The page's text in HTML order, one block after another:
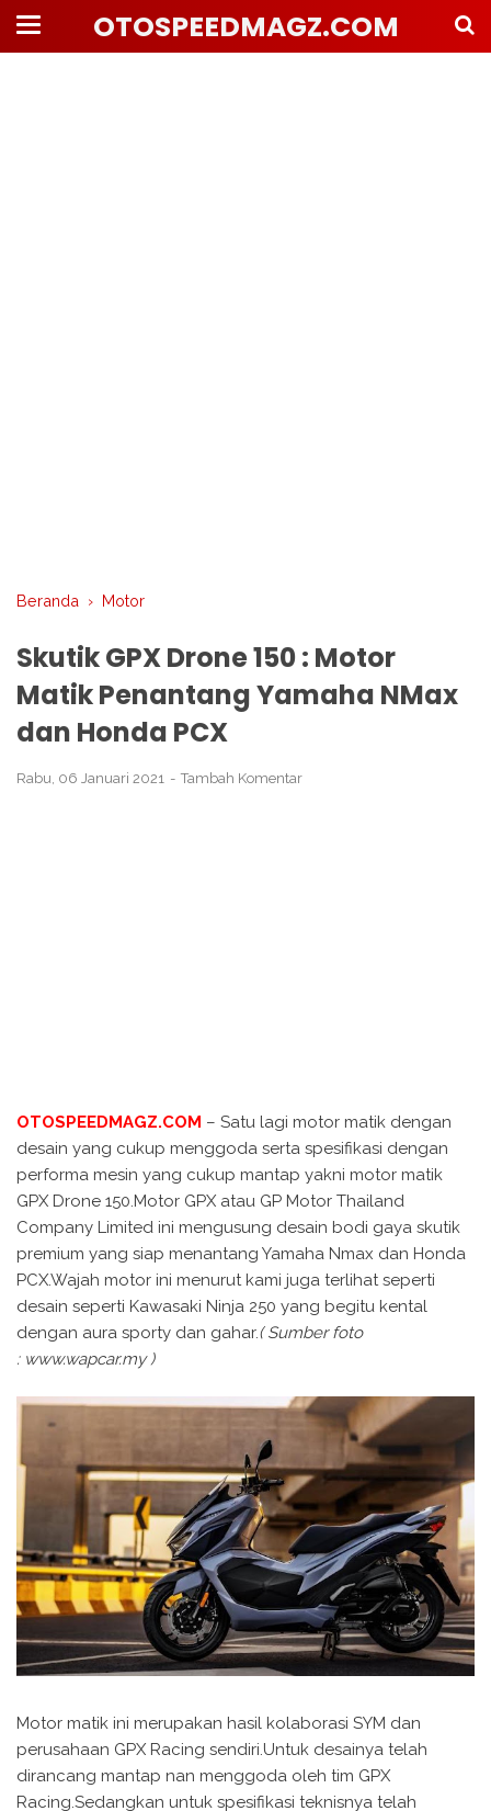
OTOSPEEDMAGZ.COM
Beranda › Motor
Skutik GPX Drone 150 : Motor
Matik Penantang Yamaha NMax
dan Honda PCX
Rabu, 06 Januari 2021 Tambah Komentar
OTOSPEEDMAGZ.COM – Satu lagi motor matik dengan
desain yang cukup menggoda serta spesifikasi dengan
performa mesin yang cukup mantap yakni motor matik
GPX Drone 150.Motor GPX atau GP Motor Thailand
Company Limited ini mengusung desain bodi gaya skutik
premium yang siap menantang Yamaha Nmax dan Honda
PCX.Wajah motor ini menurut kami juga terlihat seperti
desain seperti Kawasaki Ninja 250 yang begitu kental
dengan aura sporty dan gahar.( Sumber foto
: www.wapcar.my )
Motor matik ini merupakan hasil kolaborasi SYM dan
perusahaan GPX Racing sendiri.Untuk desainya telah
dirancang mantap nan menggoda oleh tim GPX
Racing.Sedangkan untuk spesifikasi teknisnya telah